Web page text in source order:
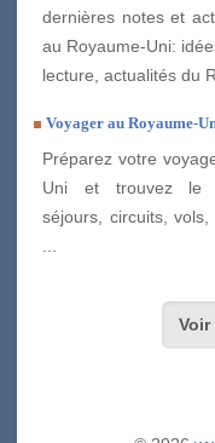
dernières notes et
au Royaume-Uni:
lecture, actualités du
Voyager au Royaume-
Préparez votre
Uni et trouvez le
séjours, circuits, vols,
...